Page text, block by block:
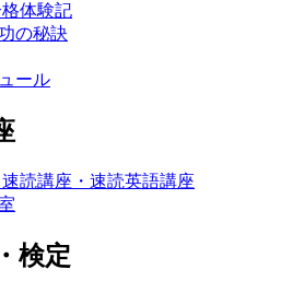
体験記
の秘訣
ール
読講座・速読英語講座
検定